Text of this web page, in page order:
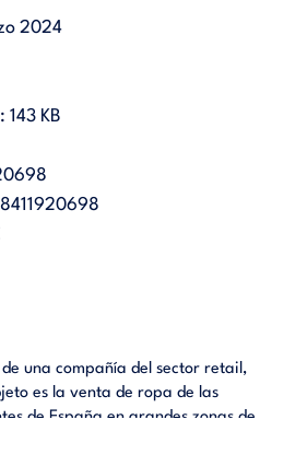
2024
143 KB
una compañía del sector retail,
es la venta de ropa de las
de España en grandes zonas de
Tiene una extensa trayectoria